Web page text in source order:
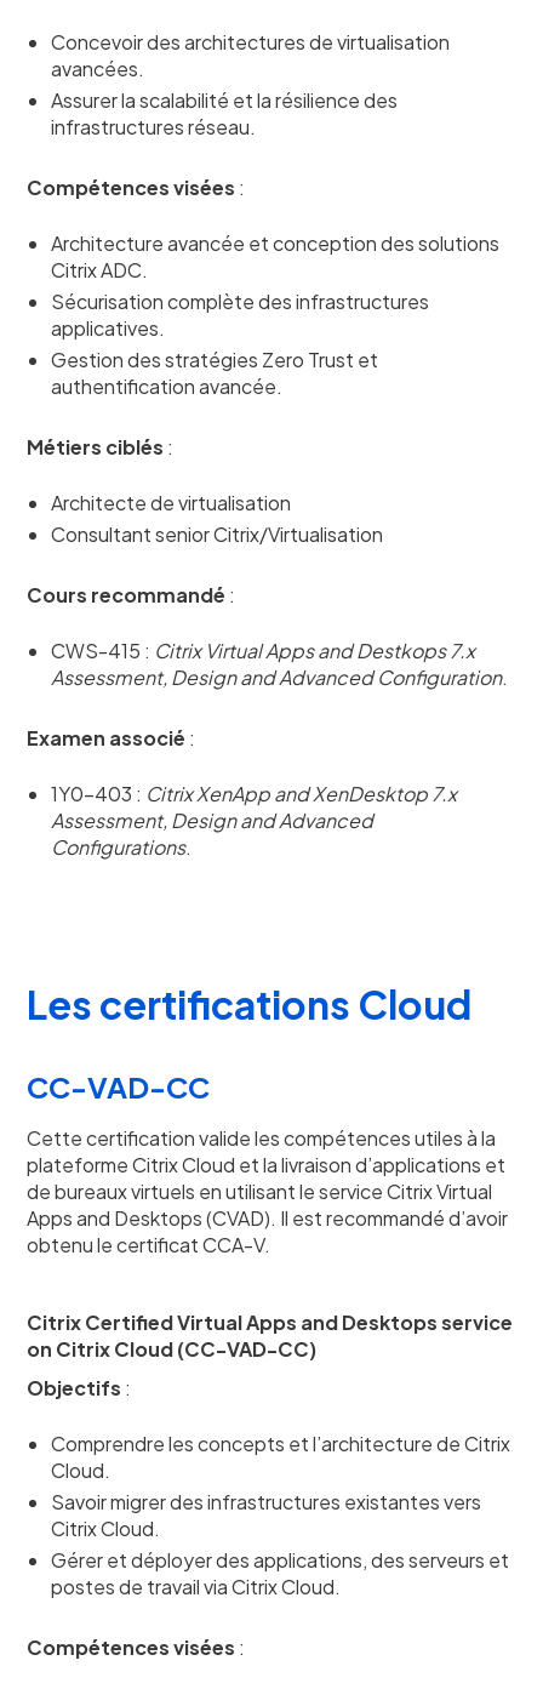
Concevoir des architectures de virtualisation
avancées.
Assurer la scalabilité et la résilience des
infrastructures réseau.
Compétences visées :
Architecture avancée et conception des solutions
Citrix ADC.
Sécurisation complète des infrastructures
applicatives.
Gestion des stratégies Zero Trust et
authentification avancée.
Métiers ciblés :
Architecte de virtualisation
Consultant senior Citrix/Virtualisation
Cours recommandé :
CWS-415 : Citrix Virtual Apps and Destkops 7.x
Assessment, Design and Advanced Configuration.
Examen associé :
1Y0-403 : Citrix XenApp and XenDesktop 7.x
Assessment, Design and Advanced
Configurations.
Les certifications Cloud
CC-VAD-CC
Cette certification valide les compétences utiles à la
plateforme Citrix Cloud et la livraison d’applications et
de bureaux virtuels en utilisant le service Citrix Virtual
Apps and Desktops (CVAD). Il est recommandé d’avoir
obtenu le certificat CCA-V.
Citrix Certified Virtual Apps and Desktops service
on Citrix Cloud (CC-VAD-CC)
Objectifs :
Comprendre les concepts et l’architecture de Citrix
Cloud.​
Savoir migrer des infrastructures existantes vers
Citrix Cloud.​
Gérer et déployer des applications, des serveurs et
postes de travail via Citrix Cloud.
Compétences visées :